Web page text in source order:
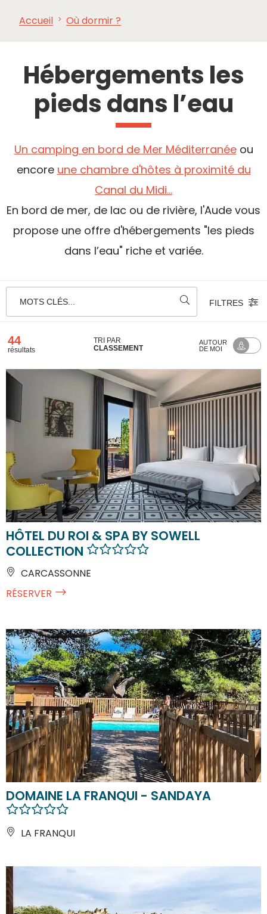
Accueil Où dormir ?
Hébergements les
pieds dans l’eau
Un camping en bord de Mer Méditerranéeou
encore une chambre d'hôtes à proximité du
Canal du Midi...
En bord de mer, de lac ou de rivière, l'Aude vous
propose une offre d'hébergements "les pieds
dans l’eau" riche et variée.
MOTS CLÉS... FILTRES
44
résultats
TRI PAR
CLASSEMENT
AUTOUR
DE MOI
HÔTEL DU ROI & SPA BY SOWELL
COLLECTION
CARCASSONNE
RÉSERVER
DOMAINE LA FRANQUI - SANDAYA
LA FRANQUI